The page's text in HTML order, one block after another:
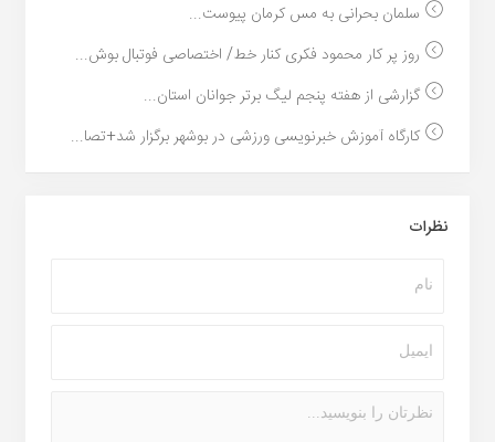
سلمان بحرانی به مس کرمان پیوست...
روز پر کار محمود فکری کنار خط/ اختصاصی فوتبال بوش...
گزارشی از هفته پنجم لیگ برتر جوانان استان...
کارگاه آموزش خبرنویسی ورزشی در بوشهر برگزار شد+تصا...
نظرات